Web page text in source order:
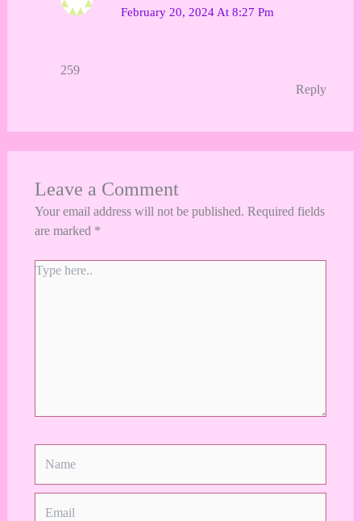
February 20, 2024 At 8:27 Pm
259
Reply
Leave a Comment
Your email address will not be published. Required fields
are marked *
Type